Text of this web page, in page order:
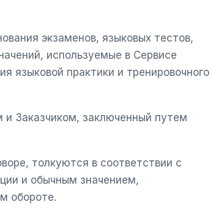
экзаменов, языковых тестов,
используемые в Сервисе
языковой практики и тренировочного
Заказчиком, заключенный путем
толкуются в соответствии с
и обычным значением,
обороте.